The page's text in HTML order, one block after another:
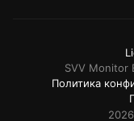
Политика
SVV Monitor